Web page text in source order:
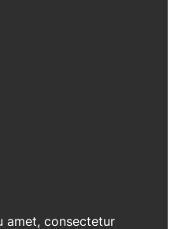
amet, consectetur